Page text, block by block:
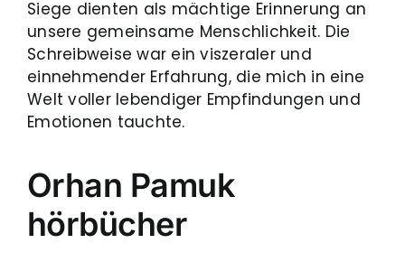
Siege dienten als mächtige Erinnerung an
unsere gemeinsame Menschlichkeit. Die
Schreibweise war ein viszeraler und
einnehmender Erfahrung, die mich in eine
Welt voller lebendiger Empfindungen und
Emotionen tauchte.
Orhan Pamuk
hörbücher